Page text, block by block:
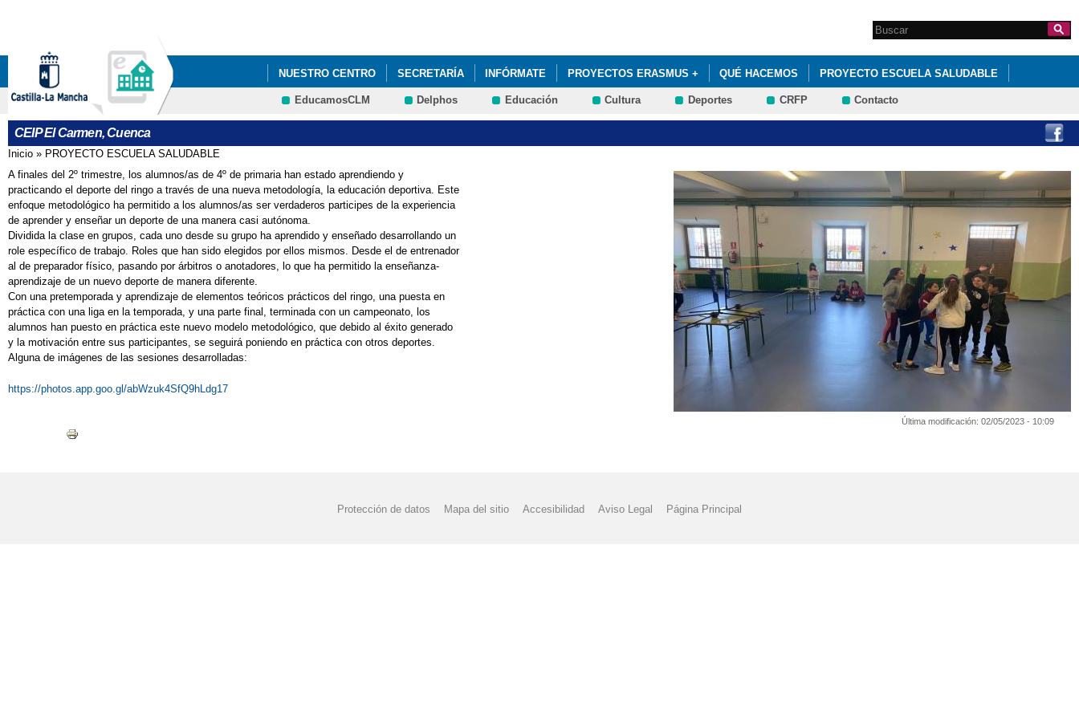
Formulario de
búsqueda
Search this site
NUESTRO CENTRO SECRETARÍA INFÓRMATE PROYECTOS ERASMUS + QUÉ HACEMOS PROYECTO ESCUELA SALUDABLE
EducamosCLM Delphos Educación Cultura Deportes CRFP Contacto
CEIP El Carmen, Cuenca
Se encuentra usted aquí
Inicio » PROYECTO ESCUELA SALUDABLE
A finales del 2º trimestre, los alumnos/as de 4º de primaria han estado aprendiendo y
practicando el deporte del ringo a través de una nueva metodología, la educación deportiva. Este
enfoque metodológico ha permitido a los alumnos/as ser verdaderos participes de la experiencia
de aprender y enseñar un deporte de una manera casi autónoma.
Dividida la clase en grupos, cada uno desde su grupo ha aprendido y enseñado desarrollando un
role específico de trabajo. Roles que han sido elegidos por ellos mismos. Desde el de entrenador
al de preparador físico, pasando por árbitros o anotadores, lo que ha permitido la enseñanza-
aprendizaje de un nuevo deporte de manera diferente.
Con una pretemporada y aprendizaje de elementos teóricos prácticos del ringo, una puesta en
práctica con una liga en la temporada, y una parte final, terminada con un campeonato, los
alumnos han puesto en práctica este nuevo modelo metodológico, que debido al éxito generado
y la motivación entre sus participantes, se seguirá poniendo en práctica con otros deportes.
Alguna de imágenes de las sesiones desarrolladas:
https://photos.app.goo.gl/abWzuk4SfQ9hLdg17
Última modificación: 02/05/2023 - 10:09
Protección de datos Mapa del sitio Accesibilidad Aviso Legal Página Principal